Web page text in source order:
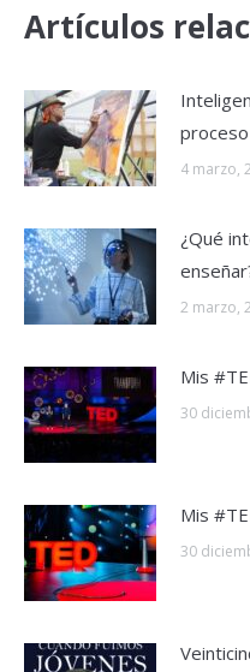
Artículos
4 marzo,
¿Qué
2 marzo,
Mis
30
Mis
30